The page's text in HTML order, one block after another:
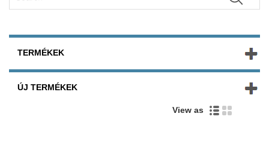
TERMÉKEK
ÚJ TERMÉKEK
View as